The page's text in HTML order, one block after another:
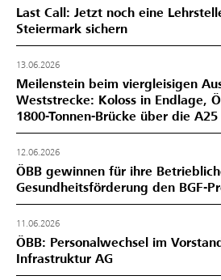
Last Call: Jetzt noch eine
Steiermark sichern
13.06.2026
Meilenstein beim viergleisigen
Weststrecke: Koloss in Endlage,
1800-Tonnen-Brücke über die A25
12.06.2026
ÖBB gewinnen für ihre
Gesundheitsförderung den
11.06.2026
ÖBB: Personalwechsel im
Infrastruktur AG